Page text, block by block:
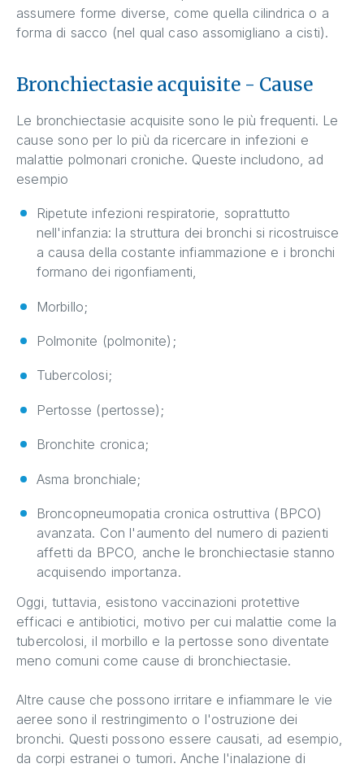
assumere forme diverse, come quella cilindrica o a
forma di sacco (nel qual caso assomigliano a cisti).
Bronchiectasie acquisite - Cause
Le bronchiectasie acquisite sono le più frequenti. Le
cause sono per lo più da ricercare in infezioni e
malattie polmonari croniche. Queste includono, ad
esempio
Ripetute infezioni respiratorie, soprattutto
nell'infanzia: la struttura dei bronchi si ricostruisce
a causa della costante infiammazione e i bronchi
formano dei rigonfiamenti,
Morbillo;
Polmonite (polmonite);
Tubercolosi;
Pertosse (pertosse);
Bronchite cronica;
Asma bronchiale;
Broncopneumopatia cronica ostruttiva (BPCO)
avanzata. Con l'aumento del numero di pazienti
affetti da BPCO, anche le bronchiectasie stanno
acquisendo importanza.
Oggi, tuttavia, esistono vaccinazioni protettive
efficaci e antibiotici, motivo per cui malattie come la
tubercolosi, il morbillo e la pertosse sono diventate
meno comuni come cause di bronchiectasie.
Altre cause che possono irritare e infiammare le vie
aeree sono il restringimento o l'ostruzione dei
bronchi. Questi possono essere causati, ad esempio,
da corpi estranei o tumori. Anche l'inalazione di